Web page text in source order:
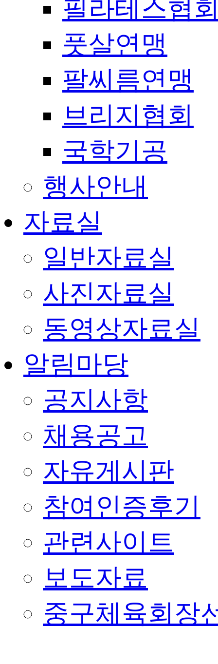
필라테스협
풋살연맹
팔씨름연맹
브리지협회
국학기공
행사안내
자료실
일반자료실
사진자료실
동영상자료실
알림마당
공지사항
채용공고
자유게시판
참여인증후기
관련사이트
보도자료
중구체육회장